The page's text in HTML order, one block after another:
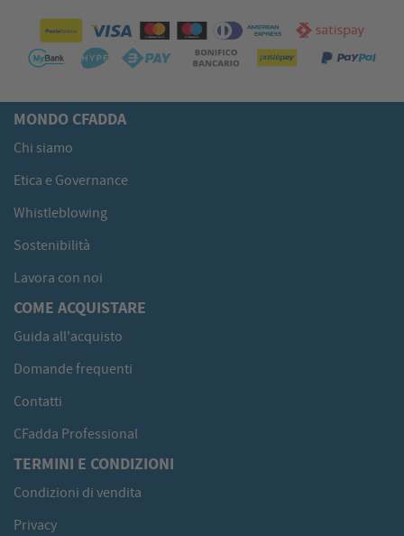
MONDO CFADDA
Chi siamo
Etica e Governance
Whistleblowing
Sostenibilità
Lavora con noi
COME ACQUISTARE
Guida all'acquisto
Domande frequenti
Contatti
CFadda Professional
TERMINI E CONDIZIONI
Condizioni di vendita
Privacy